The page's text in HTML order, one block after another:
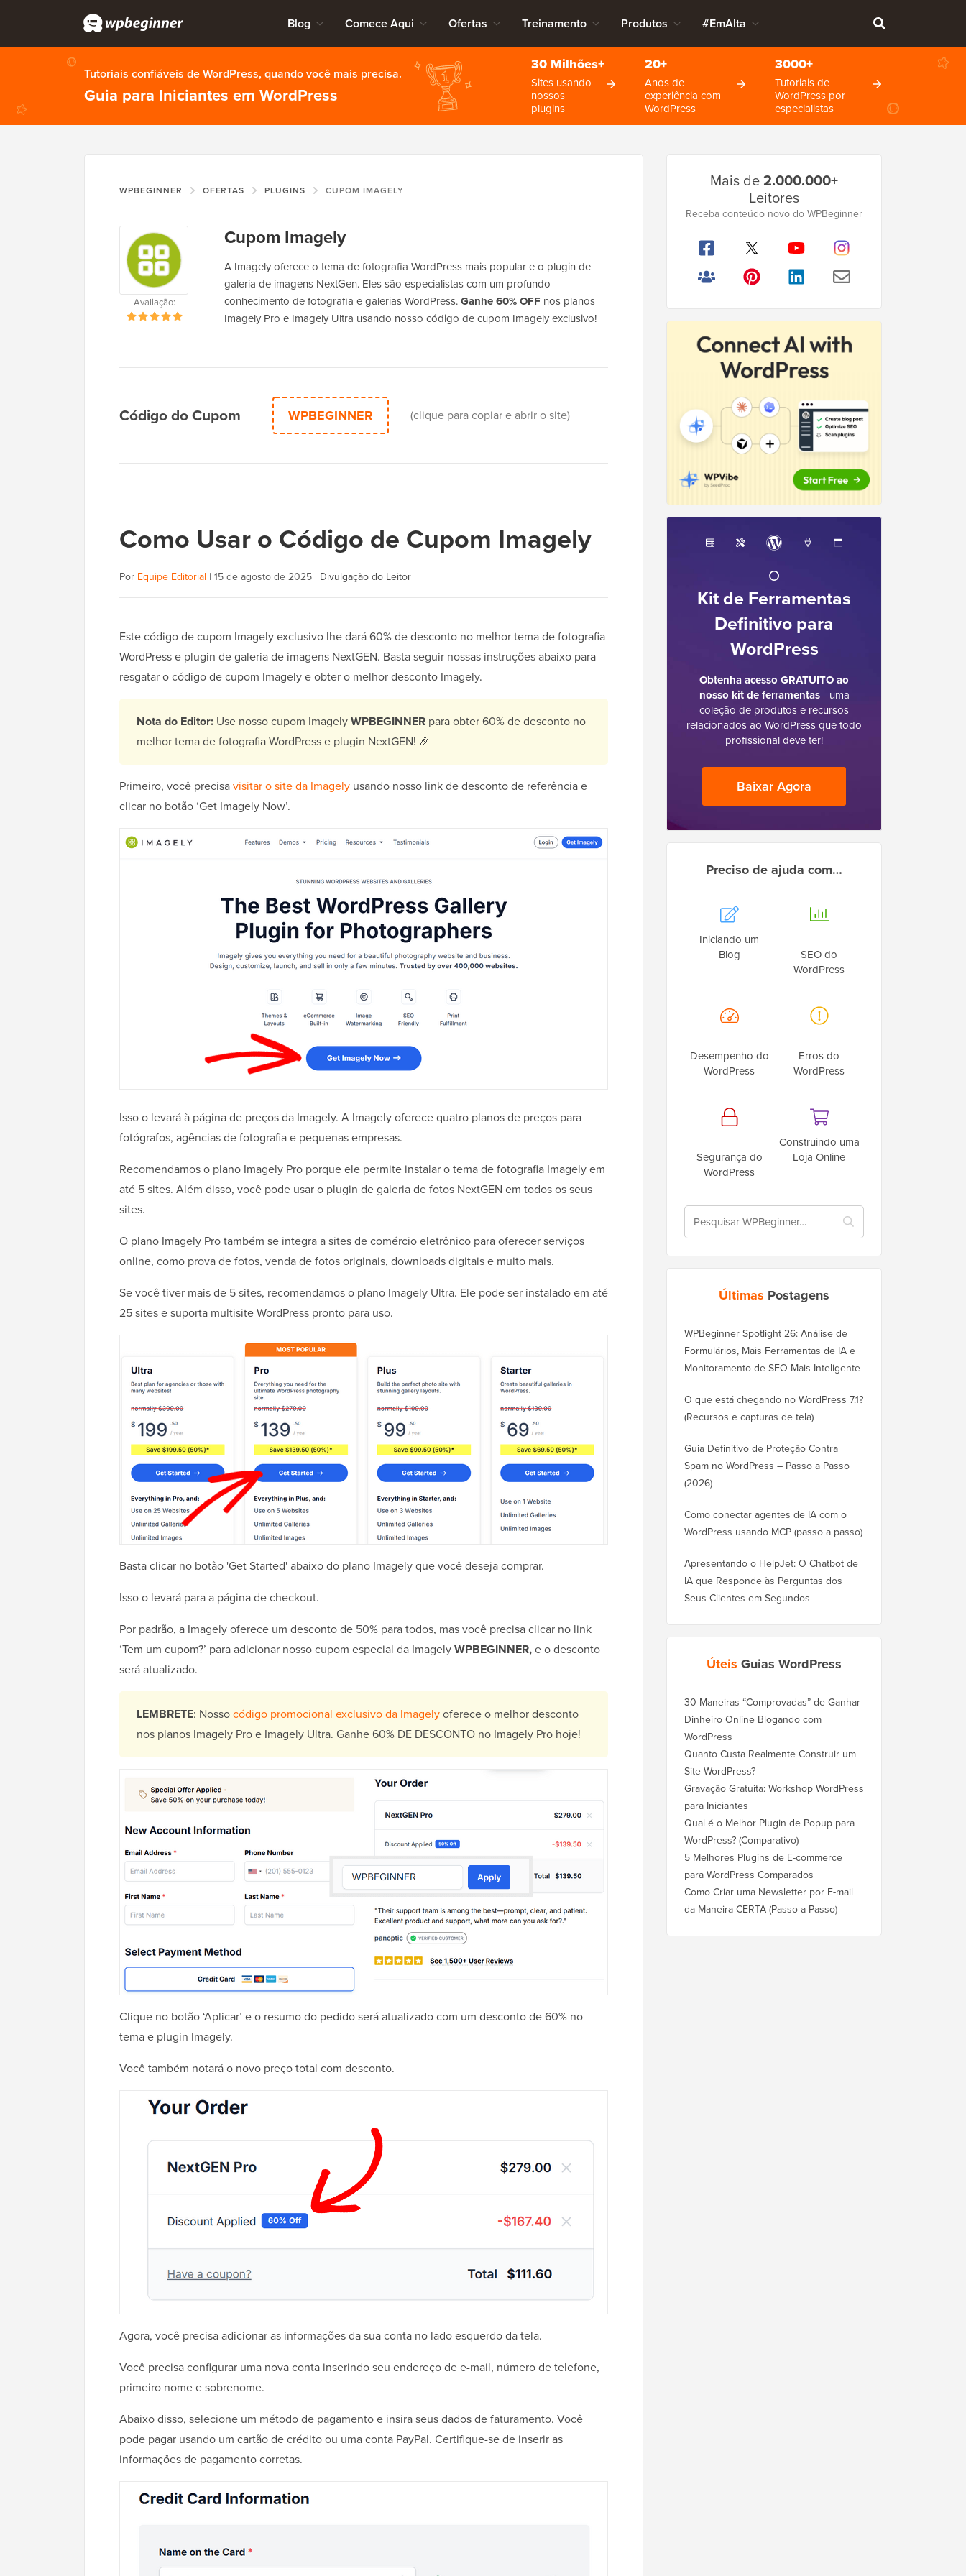
Blog Comece Aqui Ofertas Treinamento Produtos #EmAlta
Tutoriais confiáveis de WordPress, quando você mais precisa.
Guia para Iniciantes em WordPress
30 Milhões+
Sites usando
nossos
plugins
20+
Anos de
experiência com
WordPress
3000+
Tutoriais de
WordPress por
especialistas
WPBEGINNER OFERTAS PLUGINS CUPOM IMAGELY
Cupom Imagely
Avaliação:
A Imagely oferece o tema de fotografia WordPress mais popular e o plugin de
galeria de imagens NextGen. Eles são especialistas com um profundo
conhecimento de fotografia e galerias WordPress.Ganhe 60% OFF nos planos
Imagely Pro e Imagely Ultra usando nosso código de cupom Imagely exclusivo!
Código do Cupom WPBEGINNER (clique para copiar e abrir o site)
Como Usar o Código de Cupom Imagely
Por Equipe Editorial | 15 de agosto de 2025 | Divulgação do Leitor
Este código de cupom Imagely exclusivo lhe dará 60% de desconto no melhor tema de fotografia
WordPress e plugin de galeria de imagens NextGEN. Basta seguir nossas instruções abaixo para
resgatar o código de cupom Imagely e obter o melhor desconto Imagely.
Nota do Editor: Use nosso cupom ImagelyWPBEGINNER para obter 60% de desconto no
melhor tema de fotografia WordPress e plugin NextGEN! 🎉
Primeiro, você precisavisitar o site da Imagely usando nosso link de desconto de referência e
clicar no botão ‘Get Imagely Now’.
Isso o levará à página de preços da Imagely. A Imagely oferece quatro planos de preços para
fotógrafos, agências de fotografia e pequenas empresas.
Recomendamos o plano Imagely Pro porque ele permite instalar o tema de fotografia Imagely em
até 5 sites. Além disso, você pode usar o plugin de galeria de fotos NextGEN em todos os seus
sites.
O plano Imagely Pro também se integra a sites de comércio eletrônico para oferecer serviços
online, como prova de fotos, venda de fotos originais, downloads digitais e muito mais.
Se você tiver mais de 5 sites, recomendamos o plano Imagely Ultra. Ele pode ser instalado em até
25 sites e suporta multisite WordPress pronto para uso.
Basta clicar no botão 'Get Started' abaixo do plano Imagely que você deseja comprar.
Isso o levará para a página de checkout.
Por padrão, a Imagely oferece um desconto de 50% para todos, mas você precisa clicar no link
‘Tem um cupom?’ para adicionar nosso cupom especial da ImagelyWPBEGINNER,e o desconto
será atualizado.
LEMBRETE: Nossocódigo promocional exclusivo da Imagelyoferece o melhor desconto
nos planos Imagely Pro e Imagely Ultra. Ganhe 60% DE DESCONTO no Imagely Pro hoje!
Clique no botão ‘Aplicar’ e o resumo do pedido será atualizado com um desconto de 60% no
tema e plugin Imagely.
Você também notará o novo preço total com desconto.
Agora, você precisa adicionar as informações da sua conta no lado esquerdo da tela.
Você precisa configurar uma nova conta inserindo seu endereço de e-mail, número de telefone,
primeiro nome e sobrenome.
Abaixo disso, selecione um método de pagamento e insira seus dados de faturamento. Você
pode pagar usando um cartão de crédito ou uma conta PayPal. Certifique-se de inserir as
informações de pagamento corretas.
Lateral
Principal
Mais de2.000.000+
Leitores
Receba conteúdo novo do WPBeginner
O
Kit de Ferramentas
Definitivo para
WordPress
Obtenha acesso GRATUITO ao
nosso kit de ferramentas- uma
coleção de produtos e recursos
relacionados ao WordPress que todo
profissional deve ter!
Baixar Agora
Preciso de ajuda com…
Iniciando um
Blog
SEO do
WordPress
Desempenho do
WordPress
Erros do
WordPress
Segurança do
WordPress
Construindo uma
Loja Online
Últimas Postagens
WPBeginner Spotlight 26: Análise de
Formulários, Mais Ferramentas de IA e
Monitoramento de SEO Mais Inteligente
O que está chegando no WordPress 7.1?
(Recursos e capturas de tela)
Guia Definitivo de Proteção Contra
Spam no WordPress – Passo a Passo
(2026)
Como conectar agentes de IA com o
WordPress usando MCP (passo a passo)
Apresentando o HelpJet: O Chatbot de
IA que Responde às Perguntas dos
Seus Clientes em Segundos
Úteis Guias WordPress
30 Maneiras “Comprovadas” de Ganhar
Dinheiro Online Blogando com
WordPress
Quanto Custa Realmente Construir um
Site WordPress?
Gravação Gratuita: Workshop WordPress
para Iniciantes
Qual é o Melhor Plugin de Popup para
WordPress? (Comparativo)
5 Melhores Plugins de E-commerce
para WordPress Comparados
Como Criar uma Newsletter por E-mail
da Maneira CERTA (Passo a Passo)